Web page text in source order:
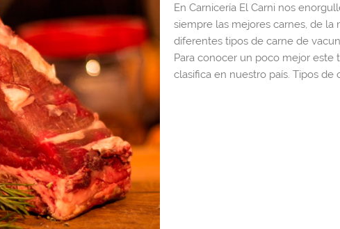
En Carnicería El Carni nos
siempre las mejores carnes, de la
diferentes tipos de carne de
Para conocer un poco mejor
clasifica en nuestro país. Tipos de